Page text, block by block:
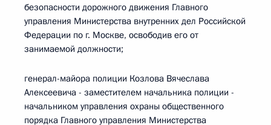
безопасности дорожного движения Главного
управления Министерства внутренних дел Российской
Федерации по г. Москве, освободив его от
занимаемой должности;
генерал-майора полиции Козлова Вячеслава
Алексеевича - заместителем начальника полиции -
начальником управления охраны общественного
порядка Главного управления Министерства